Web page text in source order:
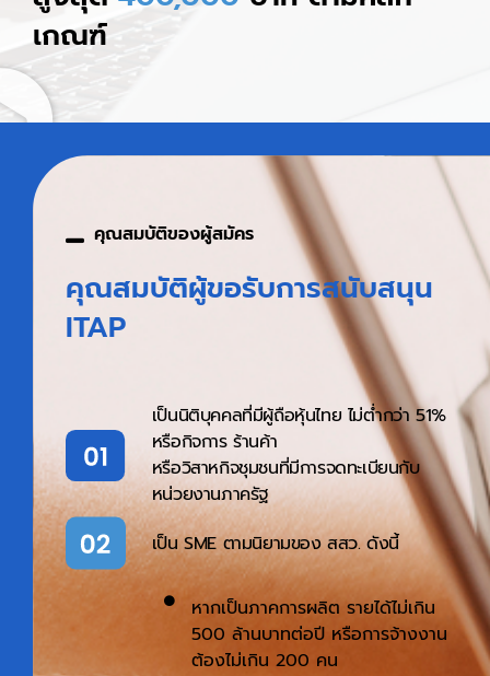
เกณฑ์
คุณสมบัติของผู้สมัคร
คุณสมบัติผู้ขอรับการสนับสนุน
ITAP
เป็นนิติบุคคลที่มีผู้ถือหุ้นไทย ไม่ต่ำกว่า 51%
หรือกิจการ ร้านค้า
หรือวิสาหกิจชุมชนที่มีการจดทะเบียนกับ
หน่วยงานภาครัฐ
เป็น SME ตามนิยามของ สสว. ดังนี้
หากเป็นภาคการผลิต รายได้ไม่เกิน
500 ล้านบาทต่อปี หรือการจ้างงาน
ต้องไม่เกิน 200 คน